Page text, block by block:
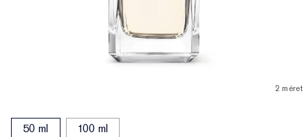
2 méret
50 ml 100 ml